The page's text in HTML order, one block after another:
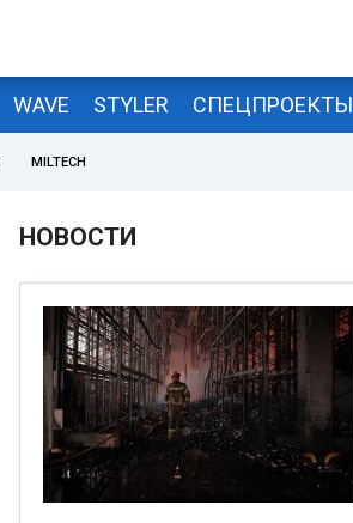
WAVE STYLER СПЕЦПРОЕКТЫ
MILTECH
НОВОСТИ